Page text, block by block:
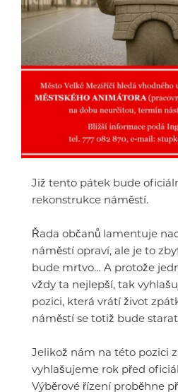
Již tento pátek bude
rekonstrukce náměstí.
Řada občanů lamentuje
náměstí opraví, ale je to
bude mrtvo… A protože
vždy ta nejlepší, tak
pozici, která vrátí život
náměstí se totiž bude
Jelikož nám na této pozici
vyhlašujeme rok před
Výběrové řízení proběhne